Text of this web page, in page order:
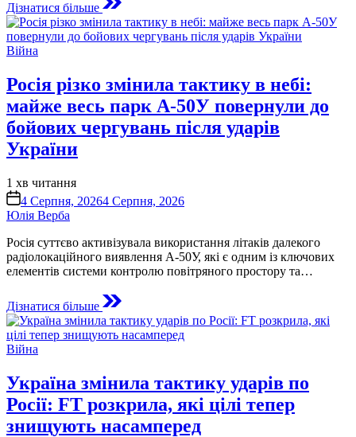
Дізнатися більше
Опублікувати
Війна
Росія різко змінила тактику в небі:
майже весь парк А-50У повернули до
бойових чергувань після ударів
України
Орієнтовний
час
читання
1 хв читання
on4 Серпня, 20264 Серпня, 2026
Юлія Верба
Росія суттєво активізувала використання літаків далекого
радіолокаційного виявлення А-50У, які є одним із ключових
елементів системи контролю повітряного простору та…
Дізнатися більше
Опублікувати
Війна
Україна змінила тактику ударів по
Росії: FT розкрила, які цілі тепер
знищують насамперед